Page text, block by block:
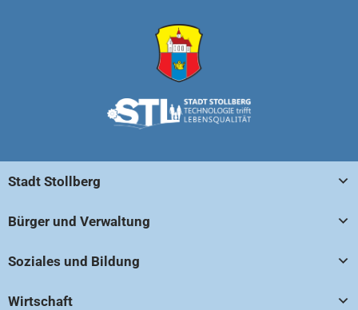
Stadt Stollberg
Bürger und Verwaltung
Soziales und Bildung
Wirtschaft